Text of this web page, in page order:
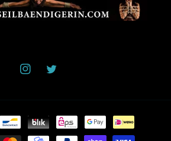
InstagramTwitter